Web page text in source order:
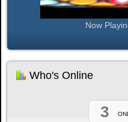
Now
Who's Online
3